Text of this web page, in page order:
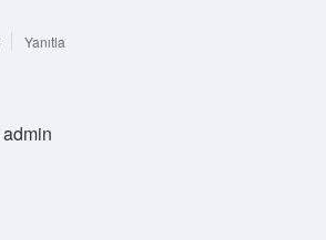
Yanıtla
admin